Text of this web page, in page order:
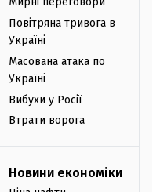
Повітряна тривога в
Україні
Масована атака по
Україні
Вибухи у Росії
Втрати ворога
Новини економіки